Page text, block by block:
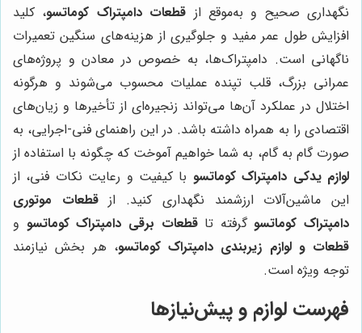
نگهداری صحیح و به‌موقع از قطعات دامپتراک کوماتسو، کلید
افزایش طول عمر مفید و جلوگیری از هزینه‌های سنگین تعمیرات
ناگهانی است. دامپتراک‌ها، به خصوص در معادن و پروژه‌های
عمرانی بزرگ، قلب تپنده عملیات محسوب می‌شوند و هرگونه
اختلال در عملکرد آن‌ها می‌تواند زنجیره‌ای از تأخیرها و زیان‌های
اقتصادی را به همراه داشته باشد. در این راهنمای فنی-اجرایی، به
صورت گام به گام، به شما خواهیم آموخت که چگونه با استفاده از
لوازم یدکی دامپتراک کوماتسو با کیفیت و رعایت نکات فنی، از
این ماشین‌آلات ارزشمند نگهداری کنید. ازقطعات موتوری
دامپتراک کوماتسوگرفته تا قطعات برقی دامپتراک کوماتسو و
قطعات و لوازم زیربندی دامپتراک کوماتسو، هر بخش نیازمند
توجه ویژه است.
فهرست لوازم و پیش‌نیازها